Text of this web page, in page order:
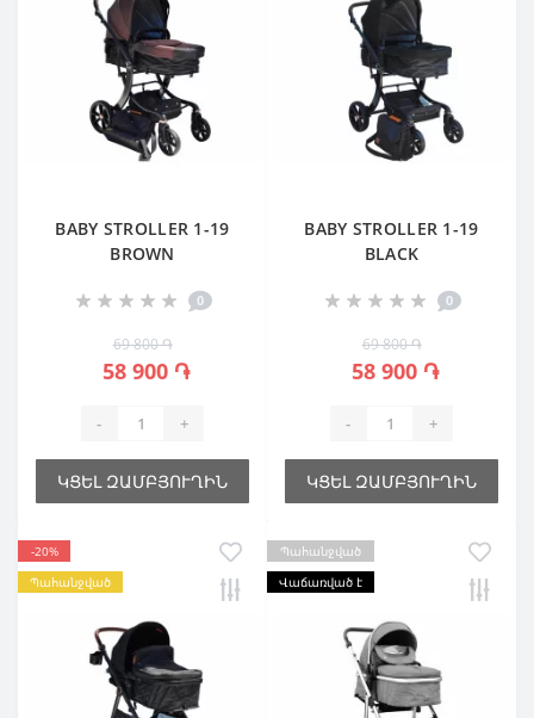
BABY STROLLER 1-19
BROWN
0
69 800 ֏
58 900 ֏
- +
ԿՑԵԼ ԶԱՄԲՅՈՒՂԻՆ
BABY STROLLER 1-19
BLACK
0
69 800 ֏
58 900 ֏
- +
ԿՑԵԼ ԶԱՄԲՅՈՒՂԻՆ
-20%
Պահանջված
Պահանջված
Վաճառված է